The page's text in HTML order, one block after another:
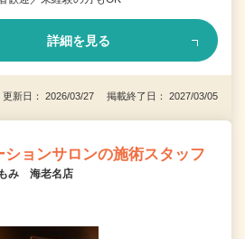
詳細を見る
更新日： 2026/03/27 掲載終了日： 2027/03/05
ョンサロンの施術スタッフ
み 海老名店